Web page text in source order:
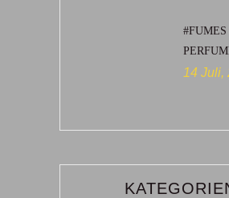
14 Juli,